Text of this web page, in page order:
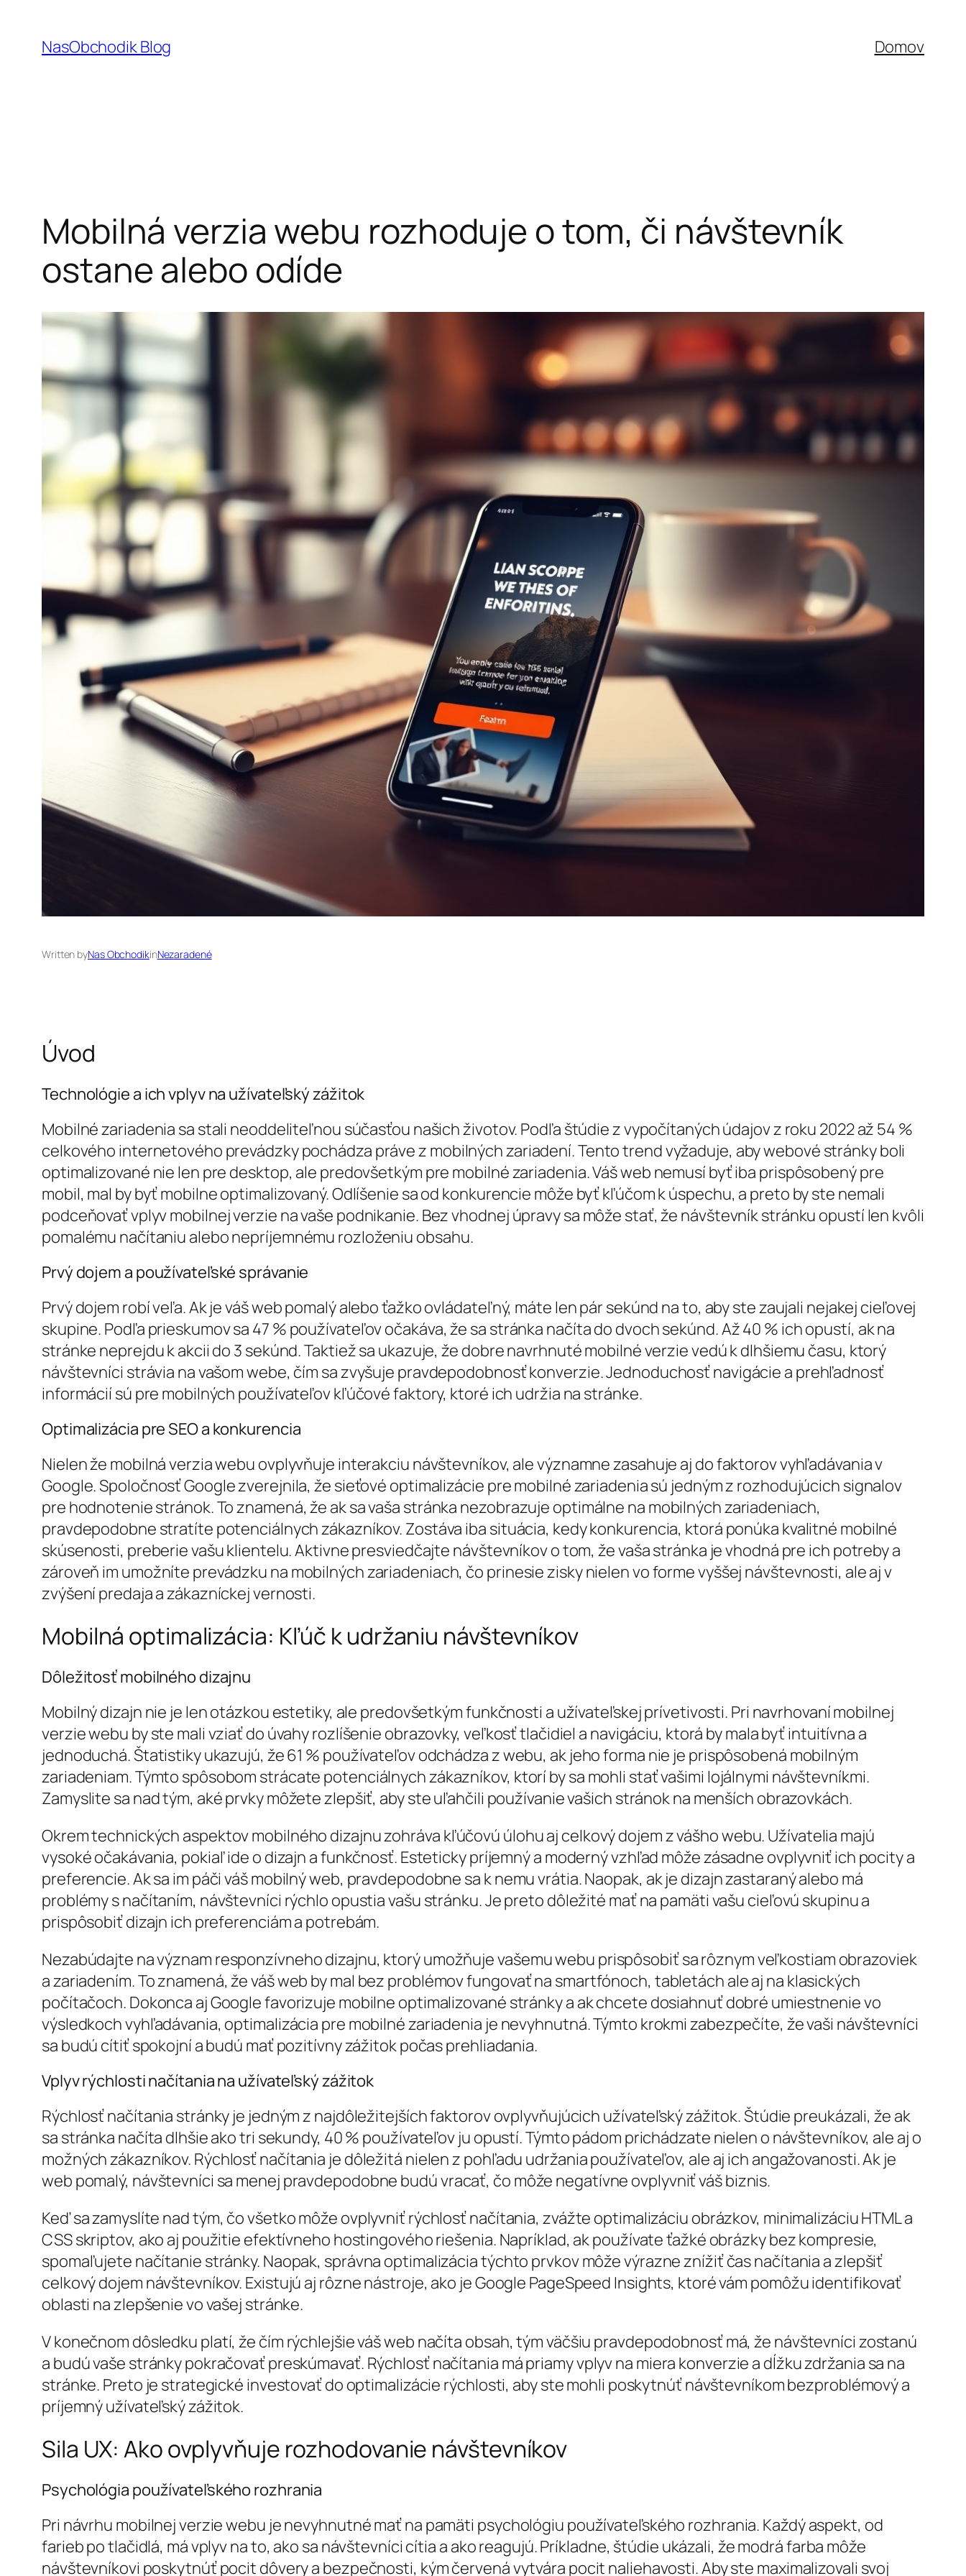
obsah
NasObchodik Blog Domov
Mobilná verzia webu rozhoduje o tom, či návštevník
ostane alebo odíde
Written byNas ObchodikinNezaradené
Úvod
Technológie a ich vplyv na užívateľský zážitok
Mobilné zariadenia sa stali neoddeliteľnou súčasťou našich životov. Podľa štúdie z vypočítaných údajov z roku 2022 až 54 %
celkového internetového prevádzky pochádza práve z mobilných zariadení. Tento trend vyžaduje, aby webové stránky boli
optimalizované nie len pre desktop, ale predovšetkým pre mobilné zariadenia. Váš web nemusí byť iba prispôsobený pre
mobil, mal by byť mobilne optimalizovaný. Odlíšenie sa od konkurencie môže byť kľúčom k úspechu, a preto by ste nemali
podceňovať vplyv mobilnej verzie na vaše podnikanie. Bez vhodnej úpravy sa môže stať, že návštevník stránku opustí len kvôli
pomalému načítaniu alebo nepríjemnému rozloženiu obsahu.
Prvý dojem a používateľské správanie
Prvý dojem robí veľa. Ak je váš web pomalý alebo ťažko ovládateľný, máte len pár sekúnd na to, aby ste zaujali nejakej cieľovej
skupine. Podľa prieskumov sa 47 % používateľov očakáva, že sa stránka načíta do dvoch sekúnd. Až 40 % ich opustí, ak na
stránke neprejdu k akcii do 3 sekúnd. Taktiež sa ukazuje, že dobre navrhnuté mobilné verzie vedú k dlhšiemu času, ktorý
návštevníci strávia na vašom webe, čím sa zvyšuje pravdepodobnosť konverzie. Jednoduchosť navigácie a prehľadnosť
informácií sú pre mobilných používateľov kľúčové faktory, ktoré ich udržia na stránke.
Optimalizácia pre SEO a konkurencia
Nielen že mobilná verzia webu ovplyvňuje interakciu návštevníkov, ale významne zasahuje aj do faktorov vyhľadávania v
Google. Spoločnosť Google zverejnila, že sieťové optimalizácie pre mobilné zariadenia sú jedným z rozhodujúcich signalov
pre hodnotenie stránok. To znamená, že ak sa vaša stránka nezobrazuje optimálne na mobilných zariadeniach,
pravdepodobne stratíte potenciálnych zákazníkov. Zostáva iba situácia, kedy konkurencia, ktorá ponúka kvalitné mobilné
skúsenosti, preberie vašu klientelu. Aktivne presviedčajte návštevníkov o tom, že vaša stránka je vhodná pre ich potreby a
zároveň im umožníte prevádzku na mobilných zariadeniach, čo prinesie zisky nielen vo forme vyššej návštevnosti, ale aj v
zvýšení predaja a zákazníckej vernosti.
Mobilná optimalizácia: Kľúč k udržaniu návštevníkov
Dôležitosť mobilného dizajnu
Mobilný dizajn nie je len otázkou estetiky, ale predovšetkým funkčnosti a užívateľskej prívetivosti. Pri navrhovaní mobilnej
verzie webu by ste mali vziať do úvahy rozlíšenie obrazovky, veľkosť tlačidiel a navigáciu, ktorá by mala byť intuitívna a
jednoduchá. Štatistiky ukazujú, že 61 % používateľov odchádza z webu, ak jeho forma nie je prispôsobená mobilným
zariadeniam. Týmto spôsobom strácate potenciálnych zákazníkov, ktorí by sa mohli stať vašimi lojálnymi návštevníkmi.
Zamyslite sa nad tým, aké prvky môžete zlepšiť, aby ste uľahčili používanie vašich stránok na menších obrazovkách.
Okrem technických aspektov mobilného dizajnu zohráva kľúčovú úlohu aj celkový dojem z vášho webu. Užívatelia majú
vysoké očakávania, pokiaľ ide o dizajn a funkčnosť. Esteticky príjemný a moderný vzhľad môže zásadne ovplyvniť ich pocity a
preferencie. Ak sa im páči váš mobilný web, pravdepodobne sa k nemu vrátia. Naopak, ak je dizajn zastaraný alebo má
problémy s načítaním, návštevníci rýchlo opustia vašu stránku. Je preto dôležité mať na pamäti vašu cieľovú skupinu a
prispôsobiť dizajn ich preferenciám a potrebám.
Nezabúdajte na význam responzívneho dizajnu, ktorý umožňuje vašemu webu prispôsobiť sa rôznym veľkostiam obrazoviek
a zariadením. To znamená, že váš web by mal bez problémov fungovať na smartfónoch, tabletách ale aj na klasických
počítačoch. Dokonca aj Google favorizuje mobilne optimalizované stránky a ak chcete dosiahnuť dobré umiestnenie vo
výsledkoch vyhľadávania, optimalizácia pre mobilné zariadenia je nevyhnutná. Týmto krokmi zabezpečíte, že vaši návštevníci
sa budú cítiť spokojní a budú mať pozitívny zážitok počas prehliadania.
Vplyv rýchlosti načítania na užívateľský zážitok
Rýchlosť načítania stránky je jedným z najdôležitejších faktorov ovplyvňujúcich užívateľský zážitok. Štúdie preukázali, že ak
sa stránka načíta dlhšie ako tri sekundy, 40 % používateľov ju opustí. Týmto pádom prichádzate nielen o návštevníkov, ale aj o
možných zákazníkov. Rýchlosť načítania je dôležitá nielen z pohľadu udržania používateľov, ale aj ich angažovanosti. Ak je
web pomalý, návštevníci sa menej pravdepodobne budú vracať, čo môže negatívne ovplyvniť váš biznis.
Keď sa zamyslíte nad tým, čo všetko môže ovplyvniť rýchlosť načítania, zvážte optimalizáciu obrázkov, minimalizáciu HTML a
CSS skriptov, ako aj použitie efektívneho hostingového riešenia. Napríklad, ak používate ťažké obrázky bez kompresie,
spomaľujete načítanie stránky. Naopak, správna optimalizácia týchto prvkov môže výrazne znížiť čas načítania a zlepšiť
celkový dojem návštevníkov. Existujú aj rôzne nástroje, ako je Google PageSpeed Insights, ktoré vám pomôžu identifikovať
oblasti na zlepšenie vo vašej stránke.
V konečnom dôsledku platí, že čím rýchlejšie váš web načíta obsah, tým väčšiu pravdepodobnosť má, že návštevníci zostanú
a budú vaše stránky pokračovať preskúmavať. Rýchlosť načítania má priamy vplyv na miera konverzie a dĺžku zdržania sa na
stránke. Preto je strategické investovať do optimalizácie rýchlosti, aby ste mohli poskytnúť návštevníkom bezproblémový a
príjemný užívateľský zážitok.
Sila UX: Ako ovplyvňuje rozhodovanie návštevníkov
Psychológia používateľského rozhrania
Pri návrhu mobilnej verzie webu je nevyhnutné mať na pamäti psychológiu používateľského rozhrania. Každý aspekt, od
farieb po tlačidlá, má vplyv na to, ako sa návštevníci cítia a ako reagujú. Príkladne, štúdie ukázali, že modrá farba môže
návštevníkovi poskytnúť pocit dôvery a bezpečnosti, kým červená vytvára pocit naliehavosti. Aby ste maximalizovali svoj